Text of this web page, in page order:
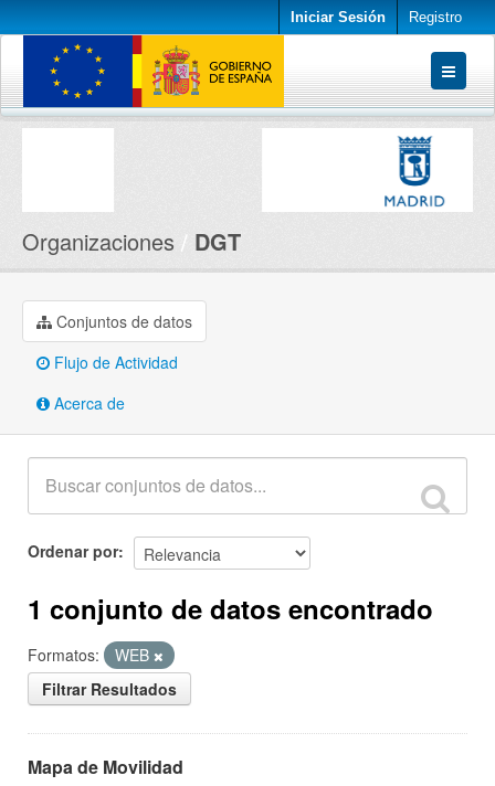
Iniciar Sesión Registro
Conjuntos de datos
Organizaciones DGT
Conjuntos de datos
Flujo de Actividad
Acerca de
Ordenar por
1 conjunto de datos encontrado
Formatos:
WEB
Filtrar Resultados
Mapa de Movilidad